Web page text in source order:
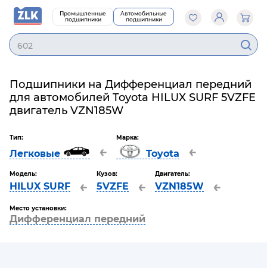
Промышленные
подшипники
Автомобильные
подшипники
6020
Подшипники на Дифференциал передний
для автомобилей Toyota HILUX SURF 5VZFE
двигатель VZN185W
Тип:
Легковые ←
Марка:
Toyota ←
Модель:
HILUX SURF ←
Кузов:
5VZFE ←
Двигатель:
VZN185W ←
Место установки:
Дифференциал передний